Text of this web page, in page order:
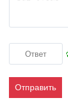
Отправить